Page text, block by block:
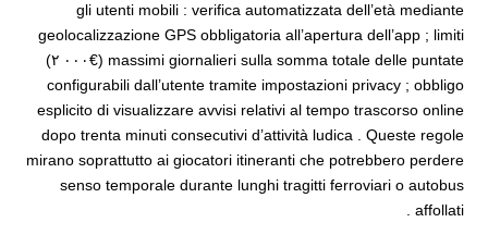
gli utenti mobili : verifica automatizzata dell’età mediante
geolocalizzazione GPS obbligatoria all’apertura dell’app ; limiti
massimi giornalieri sulla somma totale delle puntate (€٢ ٠٠٠)
configurabili dall’utente tramite impostazioni privacy ; obbligo
esplicito di visualizzare avvisi relativi al tempo trascorso online
dopo trenta minuti consecutivi d’attività ludica . Queste regole
mirano soprattutto ai giocatori itineranti che potrebbero perdere
senso temporale durante lunghi tragitti ferroviari o autobus
affollati .